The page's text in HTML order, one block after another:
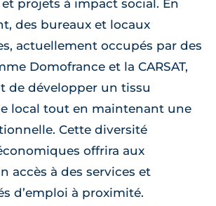
projets à impact social. En
des bureaux et locaux
actuellement occupés par des
Domofrance et la CARSAT,
de développer un tissu
local tout en maintenant une
Cette diversité
offrira aux
accès à des services et
d’emploi à proximité.